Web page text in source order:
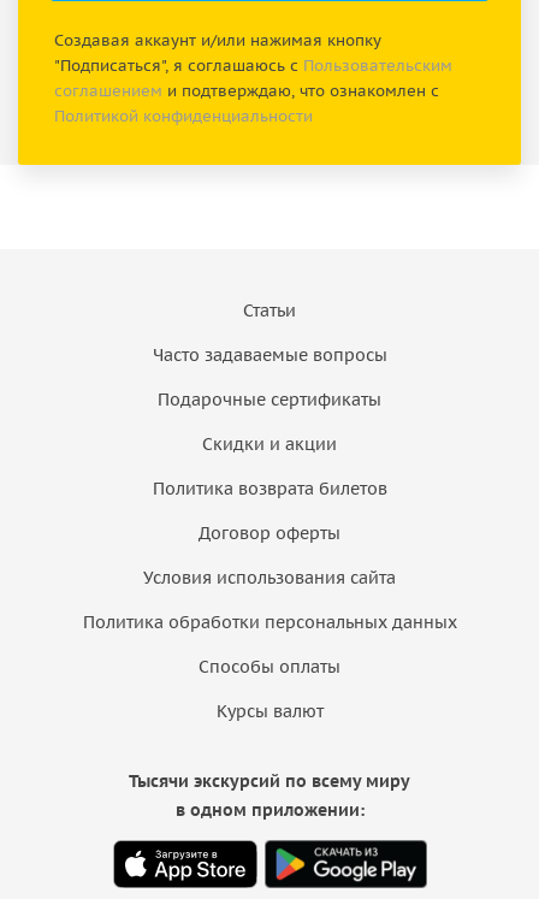
Создавая аккаунт и/или нажимая кнопку
"Подписаться", я соглашаюсь с Пользовательским
соглашением и подтверждаю, что ознакомлен с
Политикой конфиденциальности
Статьи
Часто задаваемые вопросы
Подарочные сертификаты
Скидки и акции
Политика возврата билетов
Договор оферты
Условия использования сайта
Политика обработки персональных данных
Способы оплаты
Курсы валют
Тысячи экскурсий по всему миру
в одном приложении: